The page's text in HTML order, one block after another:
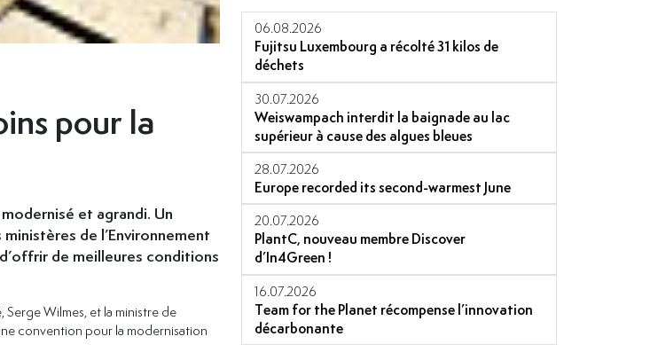
pour la
et agrandi. Un
de l’Environnement
de meilleures conditions
Serge Wilmes, et la ministre de
convention pour la modernisation
06.08.2026
Fujitsu Luxembourg a récolté 31 kilos de
déchets
30.07.2026
Weiswampach interdit la baignade au lac
supérieur à cause des algues bleues
28.07.2026
Europe recorded its second-warmest June
20.07.2026
PlantC, nouveau membre Discover
d’In4Green !
16.07.2026
Team for the Planet récompense l’innovation
décarbonante